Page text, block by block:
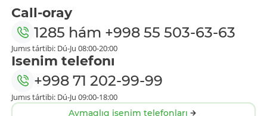
Call-oray
1285 hám +998 55 503-63-63
Jumıs tártibi: Dú-Ju 08:00-20:00
Isenim telefonı
+998 71 202-99-99
Jumıs tártibi: Dú-Ju 09:00-18:00
Aymaqlıq isenim telefonları